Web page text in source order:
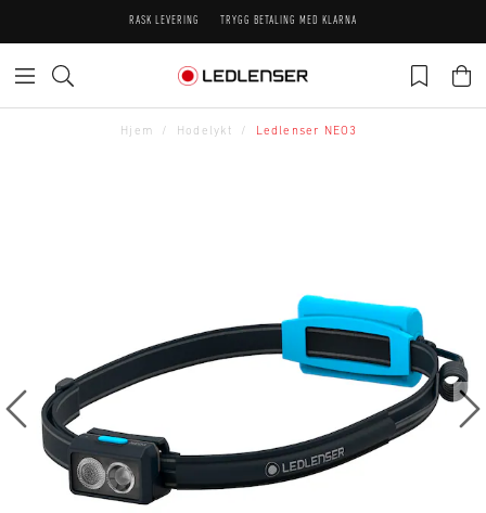
RASK LEVERING TRYGG BETALING MED KLARNA
Hjem Hodelykt Ledlenser NEO3